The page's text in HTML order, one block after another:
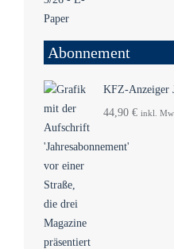
Abonnement
KFZ-Anzeiger
44,90 € inkl.